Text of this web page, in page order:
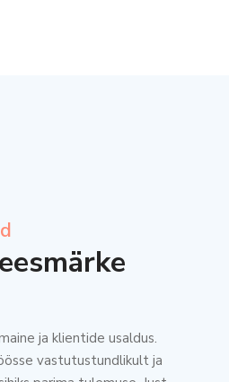
ja klientide usaldus.
vastutustundlikult ja